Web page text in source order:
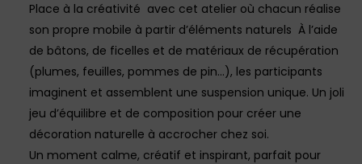
Place à la créativité avec cet atelier où chacun réalise
son propre mobile à partir d’éléments naturels À l’aide
de bâtons, de ficelles et de matériaux de récupération
(plumes, feuilles, pommes de pin…), les participants
imaginent et assemblent une suspension unique. Un joli
jeu d’équilibre et de composition pour créer une
décoration naturelle à accrocher chez soi.
Un moment calme, créatif et inspirant, parfait pour